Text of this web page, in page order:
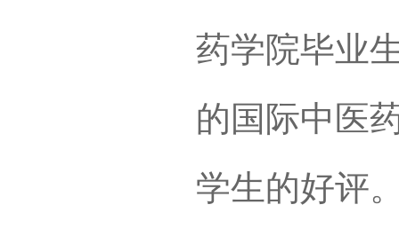
药学院毕业
的国际中医
学生的好评